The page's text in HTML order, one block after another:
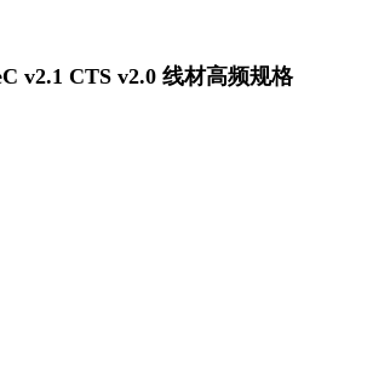
v2.1 CTS v2.0 线材高频规格